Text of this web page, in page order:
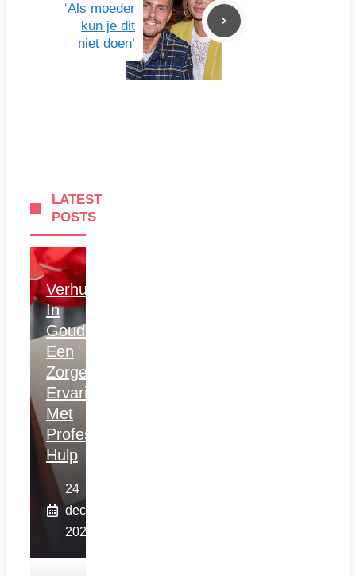
‘Als moeder
kun je dit
niet doen’
LATEST
POSTS
Verhuizen
In
Gouda:
Een
Zorgeloze
Ervaring
Met
Professionele
Hulp
24
december
2025